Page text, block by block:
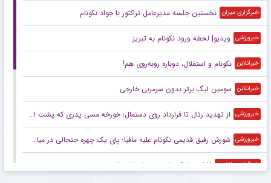
خبرگزاری میزان نخستین جلسه مدیرعامل تراکتور با جواد نکونام
خبرورزشی ویدیو| لحظه ورود نکونام به تبریز
خبرانلاین نکونام و استقلال، دوباره روبه‌روی هم!
خبرانلاین سومین لیگ برتر بدون سرمربی خارجی
خبرورزشی از تهدید رئال تا قرارداد روی دستمال؛ خورخه مسی پدری که پشت افسانه لیونل مسی ایستاد
خبرورزشی شورش رفیق قدیمی نکونام علیه مافیا؛ پای یک چهره جنجالی در میان است!
خبرگزاری دانشجو اشلوت از قهرمان لیورپول تا بحران بی‌تیمی